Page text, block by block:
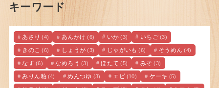
キーワード
あさり (4) あんかけ (6) いか (3) いちご (3)
きのこ (6) しょうが (3) じゃがいも (6) そうめん (4)
なす (6) なめろう (3) ほたて (5) みそ (3)
みりん粕 (4) めんつゆ (3) エビ (10) ケーキ (5)